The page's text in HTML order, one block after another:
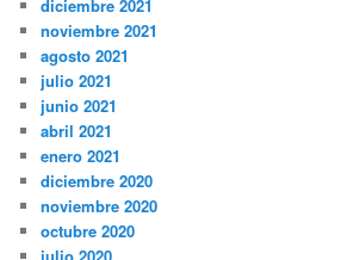
diciembre 2021
noviembre 2021
agosto 2021
julio 2021
junio 2021
abril 2021
enero 2021
diciembre 2020
noviembre 2020
octubre 2020